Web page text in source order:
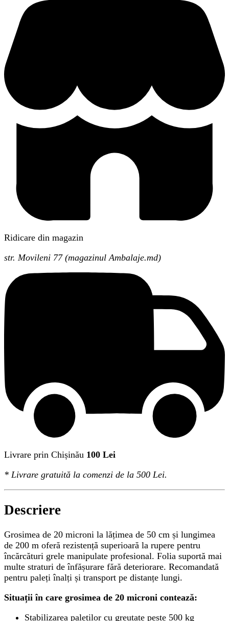
Ridicare din magazin
str. Movileni 77 (magazinul Ambalaje.md)
Livrare prin Chișinău 100 Lei
* Livrare gratuită la comenzi de la 500 Lei.
Descriere
Grosimea de 20 microni la lățimea de 50 cm și lungimea
de 200 m oferă rezistență superioară la rupere pentru
încărcături grele manipulate profesional. Folia suportă mai
multe straturi de înfășurare fără deteriorare. Recomandată
pentru paleți înalți și transport pe distanțe lungi.
Situații în care grosimea de 20 microni contează:
Stabilizarea paleților cu greutate peste 500 kg